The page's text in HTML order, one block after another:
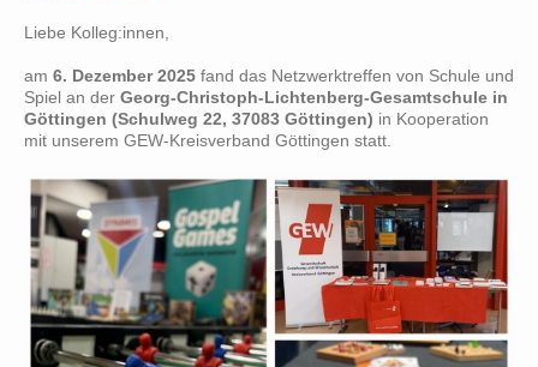
Liebe Kolleg:innen,
am 6. Dezember 2025 fand das Netzwerktreffen von Schule und
Spiel an der Georg-Christoph-Lichtenberg-Gesamtschule in
Göttingen (Schulweg 22, 37083 Göttingen) in Kooperation
mit unserem GEW-Kreisverband Göttingen statt.